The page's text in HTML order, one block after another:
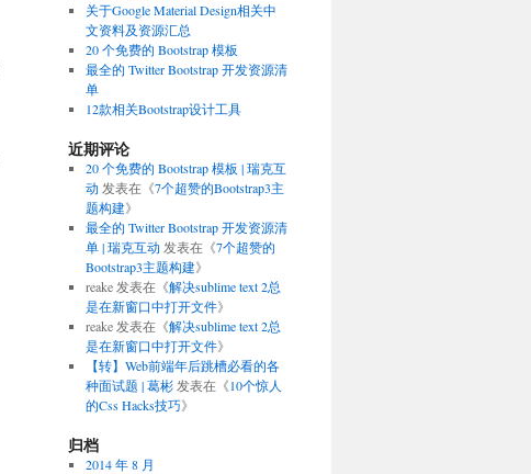
关于Google Material Design相关中
文资料及资源汇总
20 个免费的 Bootstrap 模板
最全的 Twitter Bootstrap 开发资源清
单
12款相关Bootstrap设计工具
近期评论
20 个免费的 Bootstrap 模板 | 瑞克互
动 发表在《7个超赞的Bootstrap3主
题构建》
最全的 Twitter Bootstrap 开发资源清
单 | 瑞克互动 发表在《7个超赞的
Bootstrap3主题构建》
reake发表在《解决sublime text 2总
是在新窗口中打开文件》
reake发表在《解决sublime text 2总
是在新窗口中打开文件》
【转】Web前端年后跳槽必看的各
种面试题 | 葛彬发表在《10个惊人
的Css Hacks技巧》
归档
2014 年 8 月